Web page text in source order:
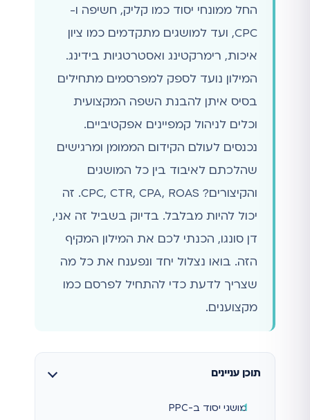
החל ממונחי יסוד כמו קליק, חשיפה ו-
CPC, ועד למושגים מתקדמים כמו ציון
איכות, רימרקטינג ואסטרטגיות בידינג.
המילון נועד לספק למפרסמים מתחילים
בסיס איתן להבנת השפה המקצועית
וכלים לניהול קמפיינים אפקטיביים.
נכנסים לעולם הקידום הממומן ומרגישים
שהלכתם לאיבוד בין כל המושגים
והקיצורים? CPC, CTR, CPA, ROAS. זה
יכול להיות מבלבל. בדיוק בשביל זה אני,
דן סונגו, הכנתי לכם את המילון המקיף
הזה. בואו נצלול יחד ונפענח את כל מה
שצריך לדעת כדי להתחיל לפרסם כמו
מקצוענים.
תוכן עניינים
מושגי יסוד ב-PPC